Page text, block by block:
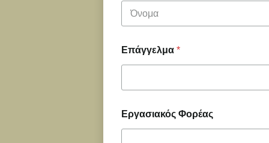
Επάγγελμα *
Εργασιακός Φορέας